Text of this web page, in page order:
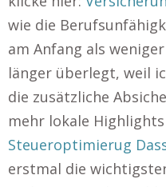
wie die
am Anfang als
länger überlegt, weil
die zusätzliche
mehr lokale
Steueroptimierug
erstmal die